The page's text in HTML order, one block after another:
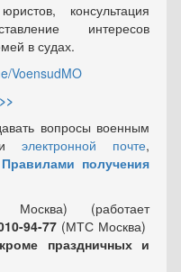
консультация
интересов
в судах.
VoensudMO
вопросы военным
электронной почте,
Правилами получения
Москва) (работает
94-77 (МТС Москва)
праздничных и